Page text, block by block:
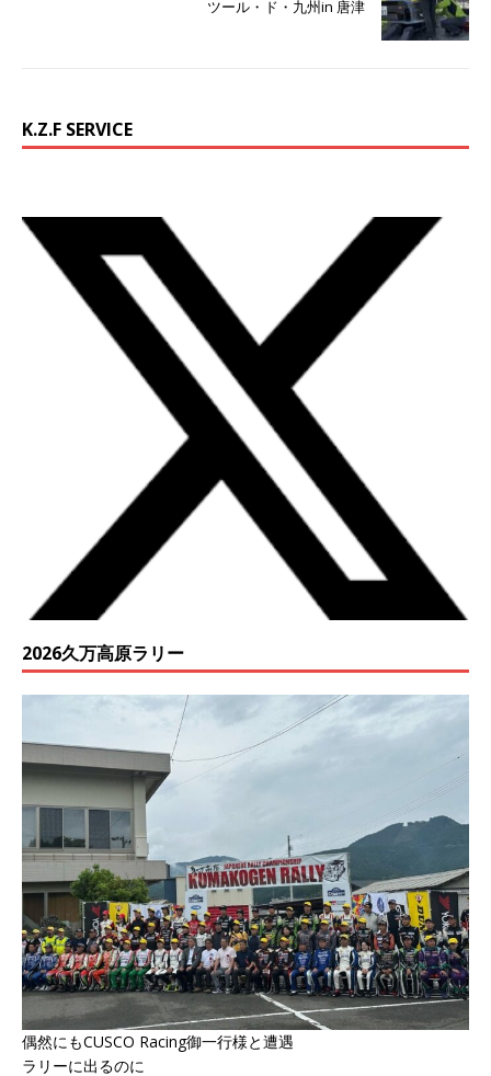
ツール・ド・九州in 唐津
K.Z.F SERVICE
2026久万高原ラリー
偶然にもCUSCO Racing御一行様と遭遇
ラリーに出るのに